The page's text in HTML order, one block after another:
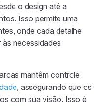
o design até a
Isso permite uma
onde cada detalhe
necessidades
mantêm controle
, assegurando que os
com sua visão. Isso é